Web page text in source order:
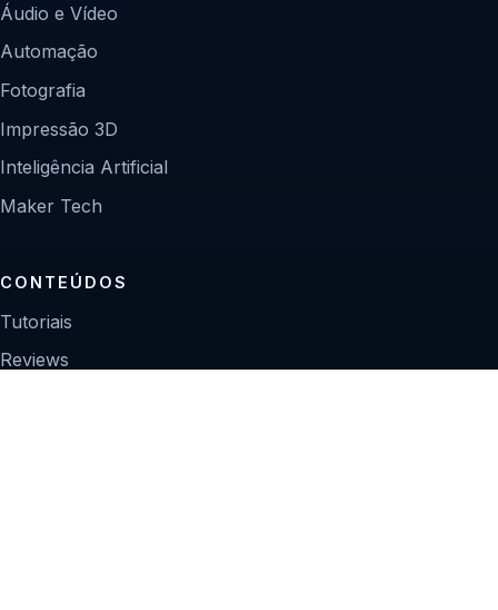
Áudio e Vídeo
Automação
Fotografia
Impressão 3D
Inteligência Artificial
Maker Tech
CONTEÚDOS
Tutoriais
Reviews